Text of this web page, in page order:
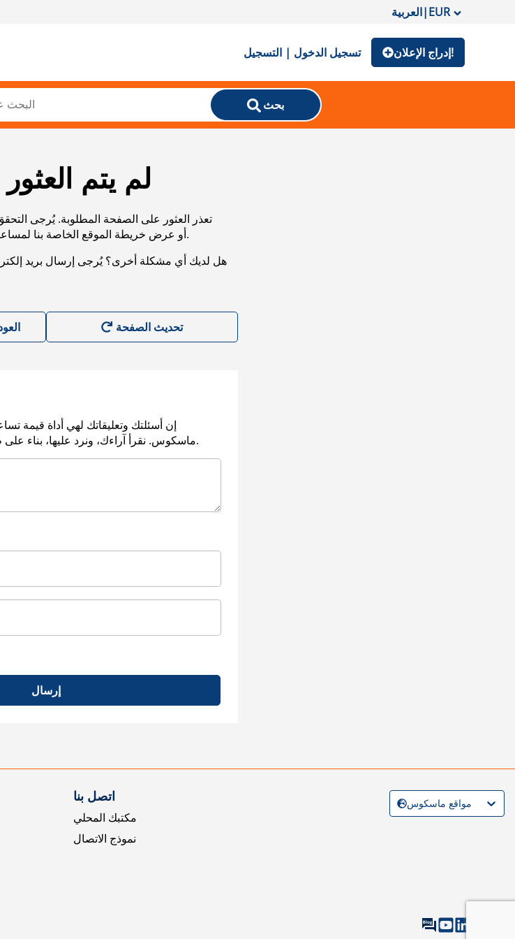
العربية|EUR
تسجيل الدخول | التسجيل إدراج الإعلان!
بحث
لم يتم
تعذر العثور على الصفحة المطلوبة. يُرجى
URL، أو عرض خريطة الموقع الخاصة بنا لمساعدتك في العثور على ما تريد.
هل لديك أي مشكلة أخرى؟ يُرجى إرسال بريد
إن أسئلتك وتعليقاتك لهي أداة قيمة
ماسكوس. نقرأ آراءك، ونرد عليها، بناء على طلبكم في أسرع وقت ممكن.
إرسال
اتصل بنا
مكتبك المحلي
نموذج الاتصال
مواقع ماسكوس